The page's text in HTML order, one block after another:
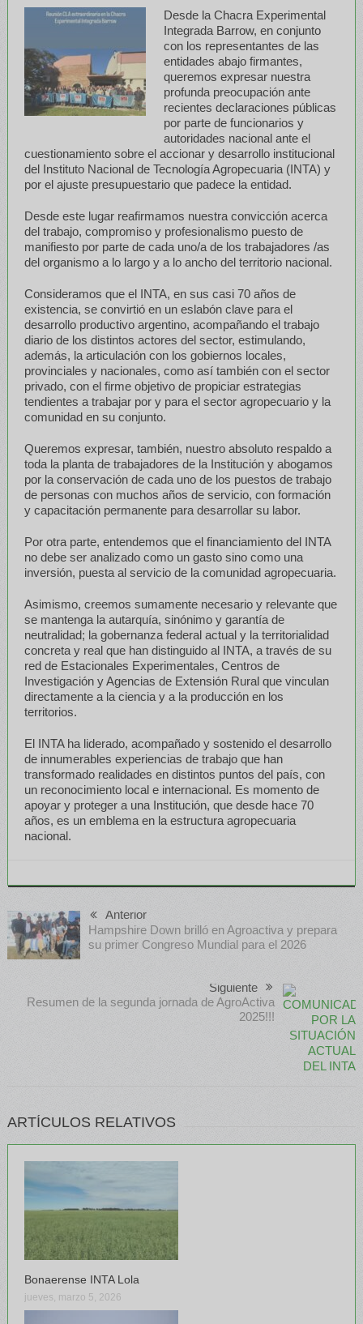
Desde la Chacra Experimental
Integrada Barrow, en conjunto
con los representantes de las
entidades abajo firmantes,
queremos expresar nuestra
profunda preocupación ante
recientes declaraciones públicas
por parte de funcionarios y
autoridades nacional ante el
cuestionamiento sobre el accionar y desarrollo institucional
del Instituto Nacional de Tecnología Agropecuaria (INTA) y
por el ajuste presupuestario que padece la entidad.
Desde este lugar reafirmamos nuestra convicción acerca
del trabajo, compromiso y profesionalismo puesto de
manifiesto por parte de cada uno/a de los trabajadores /as
del organismo a lo largo y a lo ancho del territorio nacional.
Consideramos que el INTA, en sus casi 70 años de
existencia, se convirtió en un eslabón clave para el
desarrollo productivo argentino, acompañando el trabajo
diario de los distintos actores del sector, estimulando,
además, la articulación con los gobiernos locales,
provinciales y nacionales, como así también con el sector
privado, con el firme objetivo de propiciar estrategias
tendientes a trabajar por y para el sector agropecuario y la
comunidad en su conjunto.
Queremos expresar, también, nuestro absoluto respaldo a
toda la planta de trabajadores de la Institución y abogamos
por la conservación de cada uno de los puestos de trabajo
de personas con muchos años de servicio, con formación
y capacitación permanente para desarrollar su labor.
Por otra parte, entendemos que el financiamiento del INTA
no debe ser analizado como un gasto sino como una
inversión, puesta al servicio de la comunidad agropecuaria.
Asimismo, creemos sumamente necesario y relevante que
se mantenga la autarquía, sinónimo y garantía de
neutralidad; la gobernanza federal actual y la territorialidad
concreta y real que han distinguido al INTA, a través de su
red de Estacionales Experimentales, Centros de
Investigación y Agencias de Extensión Rural que vinculan
directamente a la ciencia y a la producción en los
territorios.
El INTA ha liderado, acompañado y sostenido el desarrollo
de innumerables experiencias de trabajo que han
transformado realidades en distintos puntos del país, con
un reconocimiento local e internacional. Es momento de
apoyar y proteger a una Institución, que desde hace 70
años, es un emblema en la estructura agropecuaria
nacional.
Anterior
Hampshire Down brilló en Agroactiva y prepara
su primer Congreso Mundial para el 2026
Siguiente
Resumen de la segunda jornada de AgroActiva
2025!!!
ARTÍCULOS RELATIVOS
Bonaerense INTA Lola
jueves, marzo 5, 2026